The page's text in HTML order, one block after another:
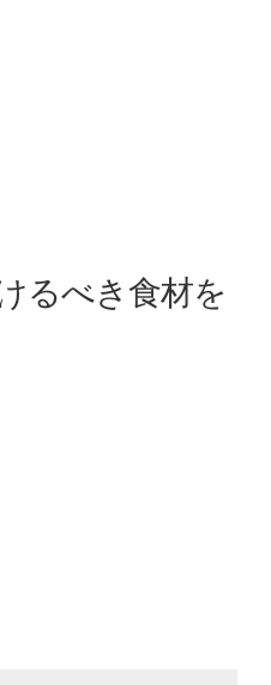
るべき食材を